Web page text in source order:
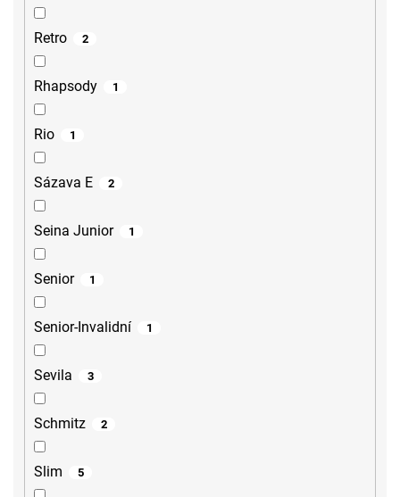
Retro 2
Rhapsody 1
Rio 1
Sázava E 2
Seina Junior 1
Senior 1
Senior-Invalidní 1
Sevila 3
Schmitz 2
Slim 5